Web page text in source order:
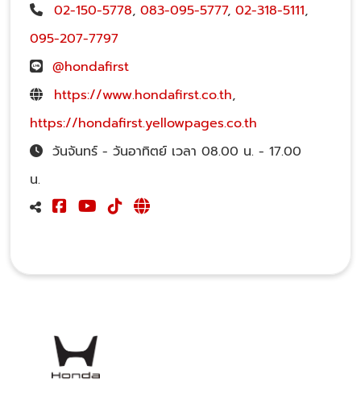
02-150-5778, 083-095-5777, 02-318-5111,
095-207-7797
@hondafirst
https://www.hondafirst.co.th,
https://hondafirst.yellowpages.co.th
วันจันทร์ - วันอาทิตย์ เวลา 08.00 น. - 17.00
น.